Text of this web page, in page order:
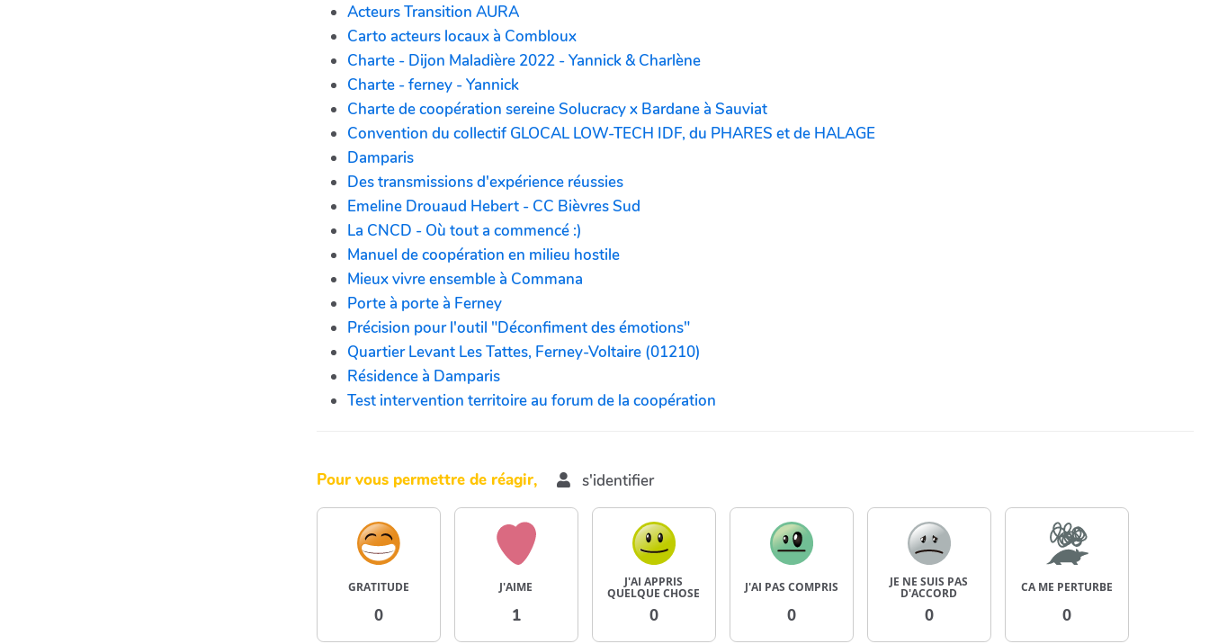
Acteurs Transition AURA
Carto acteurs locaux à Combloux
Charte - Dijon Maladière 2022 - Yannick & Charlène
Charte - ferney - Yannick
Charte de coopération sereine Solucracy x Bardane à Sauviat
Convention du collectif GLOCAL LOW-TECH IDF, du PHARES et de HALAGE
Damparis
Des transmissions d'expérience réussies
Emeline Drouaud Hebert - CC Bièvres Sud
La CNCD - Où tout a commencé :)
Manuel de coopération en milieu hostile
Mieux vivre ensemble à Commana
Porte à porte à Ferney
Précision pour l'outil "Déconfiment des émotions"
Quartier Levant Les Tattes, Ferney-Voltaire (01210)
Résidence à Damparis
Test intervention territoire au forum de la coopération
Pour vous permettre de réagir, s'identifier
GRATITUDE
0
J'AIME
1
J'AI APPRIS
QUELQUE CHOSE
0
J'AI PAS COMPRIS
0
JE NE SUIS PAS
D'ACCORD
0
CA ME PERTURBE
0